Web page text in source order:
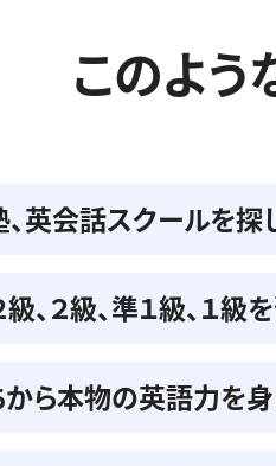
このよう
英会話スクールを探
、２級、準１級、１級
から本物の英語力を